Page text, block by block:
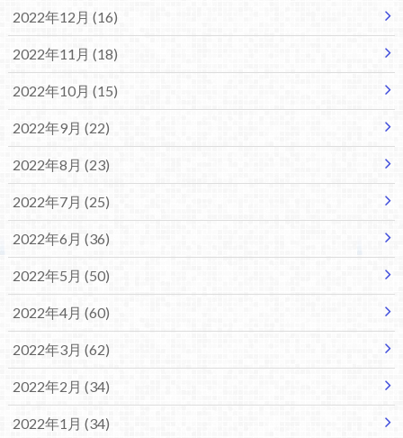
2022年12月 (16)
2022年11月 (18)
2022年10月 (15)
2022年9月 (22)
2022年8月 (23)
2022年7月 (25)
2022年6月 (36)
2022年5月 (50)
2022年4月 (60)
2022年3月 (62)
2022年2月 (34)
2022年1月 (34)